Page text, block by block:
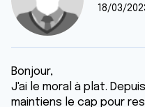
18/03/
Bonjour,
J'ai le moral à plat.
maintiens le cap pour